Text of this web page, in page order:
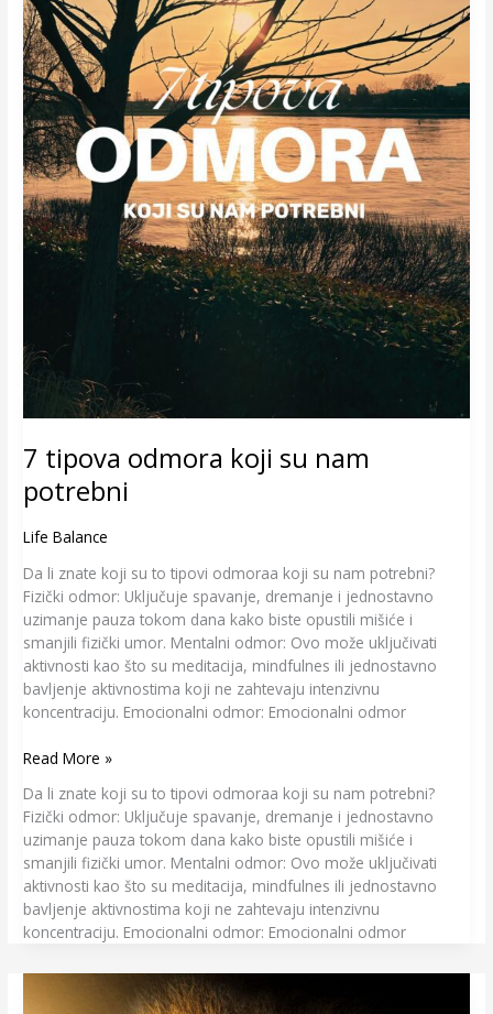
7 tipova odmora koji su nam
potrebni
Life Balance
Da li znate koji su to tipovi odmoraa koji su nam potrebni?
Fizički odmor: Uključuje spavanje, dremanje i jednostavno
uzimanje pauza tokom dana kako biste opustili mišiće i
smanjili fizički umor. Mentalni odmor: Ovo može uključivati
aktivnosti kao što su meditacija, mindfulnes ili jednostavno
bavljenje aktivnostima koji ne zahtevaju intenzivnu
koncentraciju. Emocionalni odmor: Emocionalni odmor
Read More »
Da li znate koji su to tipovi odmoraa koji su nam potrebni?
Fizički odmor: Uključuje spavanje, dremanje i jednostavno
uzimanje pauza tokom dana kako biste opustili mišiće i
smanjili fizički umor. Mentalni odmor: Ovo može uključivati
aktivnosti kao što su meditacija, mindfulnes ili jednostavno
bavljenje aktivnostima koji ne zahtevaju intenzivnu
koncentraciju. Emocionalni odmor: Emocionalni odmor